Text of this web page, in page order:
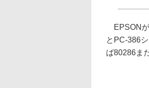
EPSONが
とPC-386
ば80286ま